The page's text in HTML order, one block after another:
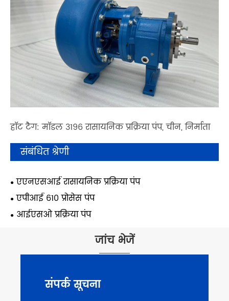
हॉट टैग: मॉडल 3196 रासायनिक प्रक्रिया पंप, चीन, निर्माता
संबंधित श्रेणी
एएनएसआई रासायनिक प्रक्रिया पंप
एपीआई 610 प्रोसेस पंप
आईएसओ प्रक्रिया पंप
जांच भेजें
संपर्क सूचना